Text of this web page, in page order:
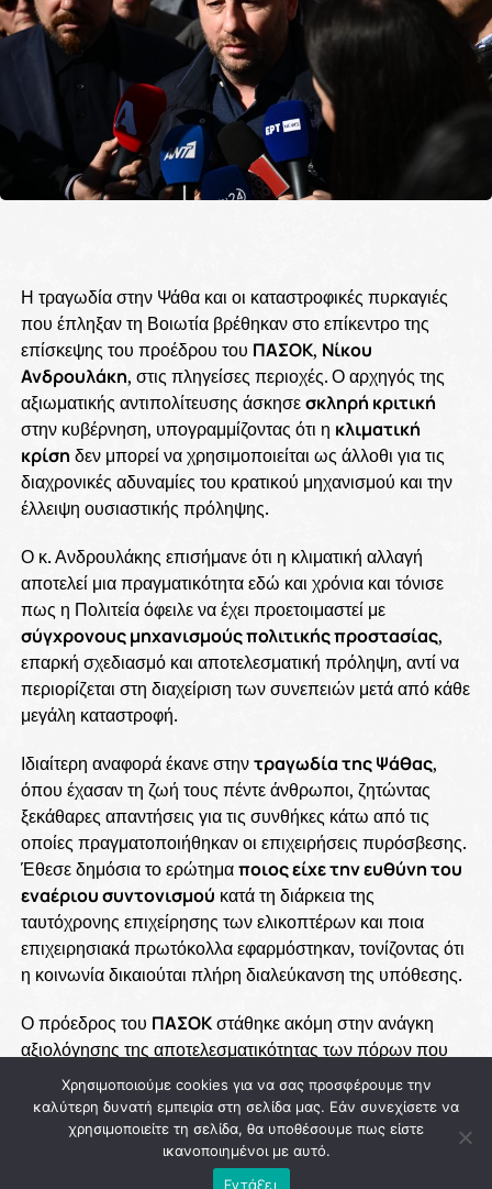
Η τραγωδία στην Ψάθα και οι καταστροφικές πυρκαγιές
που έπληξαν τη Βοιωτία βρέθηκαν στο επίκεντρο της
επίσκεψης του προέδρου του ΠΑΣΟΚ, Νίκου
Ανδρουλάκη, στις πληγείσες περιοχές. Ο αρχηγός της
αξιωματικής αντιπολίτευσης άσκησεσκληρή κριτική
στην κυβέρνηση, υπογραμμίζοντας ότι η κλιματική
κρίση δεν μπορεί να χρησιμοποιείται ως άλλοθι για τις
διαχρονικές αδυναμίες του κρατικού μηχανισμού και την
έλλειψη ουσιαστικής πρόληψης.
Ο κ. Ανδρουλάκης επισήμανε ότι η κλιματική αλλαγή
αποτελεί μια πραγματικότητα εδώ και χρόνια και τόνισε
πως η Πολιτεία όφειλε να έχει προετοιμαστεί με
σύγχρονους μηχανισμούς πολιτικής προστασίας,
επαρκή σχεδιασμό και αποτελεσματική πρόληψη, αντί να
περιορίζεται στη διαχείριση των συνεπειών μετά από κάθε
μεγάλη καταστροφή.
Ιδιαίτερη αναφορά έκανε στηντραγωδία της Ψάθας,
όπου έχασαν τη ζωή τους πέντε άνθρωποι, ζητώντας
ξεκάθαρες απαντήσεις για τις συνθήκες κάτω από τις
οποίες πραγματοποιήθηκαν οι επιχειρήσεις πυρόσβεσης.
Έθεσε δημόσια το ερώτημαποιος είχε την ευθύνη του
εναέριου συντονισμού κατά τη διάρκεια της
ταυτόχρονης επιχείρησης των ελικοπτέρων και ποια
επιχειρησιακά πρωτόκολλα εφαρμόστηκαν, τονίζοντας ότι
η κοινωνία δικαιούται πλήρη διαλεύκανση της υπόθεσης.
Ο πρόεδρος του ΠΑΣΟΚστάθηκε ακόμη στην ανάγκη
αξιολόγησης της αποτελεσματικότητας των πόρων που
έχουν διατεθεί μέσω των προγραμμάτων
ΑΙΓΙΣ
και
Antinero, καθώς και της επιχειρησιακής αξίας των
εναέριων μέσων που μισθώνει κάθε χρόνο η χώρα. Όπως
σημείωσε, απαιτείται ουσιαστικός έλεγχος για το κατά
πόσο οι σημαντικές δημόσιες δαπάνες μεταφράζονται σε
Χρησιμοποιούμε cookies για να σας προσφέρουμε την
καλύτερη δυνατή εμπειρία στη σελίδα μας. Εάν συνεχίσετε να
χρησιμοποιείτε τη σελίδα, θα υποθέσουμε πως είστε
ικανοποιημένοι με αυτό.
Εντάξει